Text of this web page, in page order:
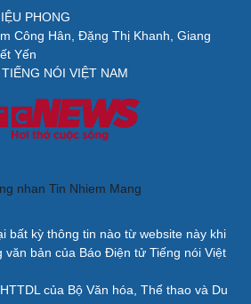
PHONG
Công Hân, Đặng Thị Khanh, Giang
Yến
NÓI VIỆT NAM
bất kỳ thông tin nào từ website này khi
văn bản của Báo Điện tử Tiếng nói Việt
của Bộ Văn hóa, Thể thao và Du